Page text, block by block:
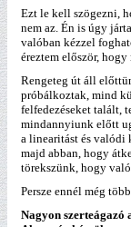
Ezt le kell szögezni,
nem az. Én is úgy
valóban kézzel
éreztem először,
Rengeteg út áll
próbálkoztak, mind
felfedezéseket talált,
mindannyiunk előtt
a linearitást és valódi
majd abban, hogy
törekszünk, hogy
Persze ennél még
Nagyon